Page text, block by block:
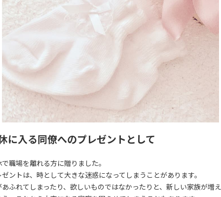
に入る同僚へのプレゼントとして
職場を離れる方に贈りました。
ントは、時として大きな迷惑になってしまうことがあります。
あふれてしまったり、欲しいものではなかったりと、新しい家族が増